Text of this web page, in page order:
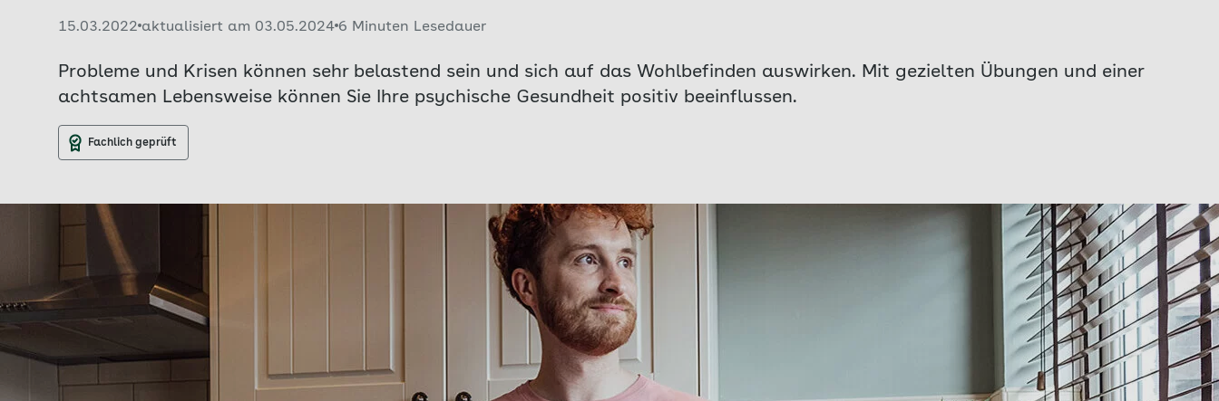
Veröffentlicht am:
15.03.2022 aktualisiert am 03.05.2024 6 Minuten Lesedauer
Probleme und Krisen können sehr belastend sein und sich auf das Wohlbefinden auswirken. Mit gezielten Übungen und einer
achtsamen Lebensweise können Sie Ihre psychische Gesundheit positiv beeinflussen.
Fachlich geprüft